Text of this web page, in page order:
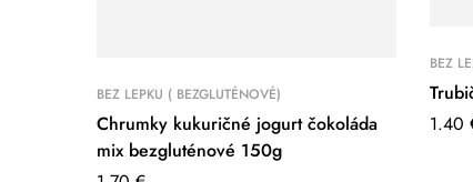
BEZ LEPKU ( BEZGLUTÉNOVÉ)
Chrumky kukuričné jogurt čokoláda
mix bezgluténové 150g
BEZ
1.40